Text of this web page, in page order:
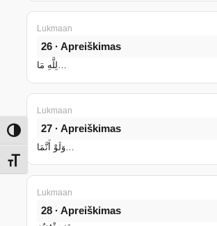
Toggle High Contrast
Toggle Font size
Lukmaan
26 · Apreiškimas
لِلَّهِ مَا…
Lukmaan
27 · Apreiškimas
Lukmaan
28 · Apreiškimas